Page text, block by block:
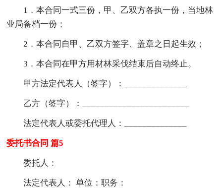
1．本合同一式三份，甲、乙双方各执一份，当地林
业局备档一份；
2．本合同自甲、乙双方签字、盖章之日起生效；
3．本合同在甲方用材林采伐结束后自动终止。
甲方法定代表人（签字）：______________
乙方（签字）：________________________
法定代表人或委托代理人：______________
委托书合同 篇5
委托人：
法定代表人： 单位：职务：